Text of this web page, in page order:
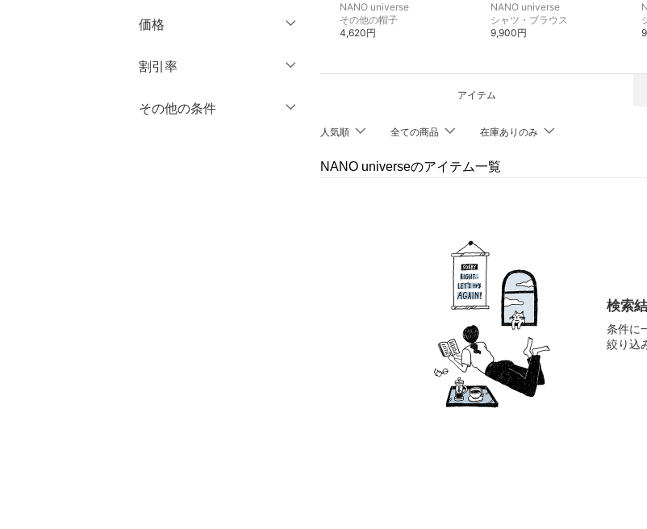
スカート
オールインワン・オーバ
バッグ
クリア
価格
絞り込み
割引率
％OFF～ ％OFF
その他の条件
NANO universe
その他の帽子
4,620円
NANO universe
シャツ・ブラウス
9,900円
アイテム
人気順 全ての商品 在庫ありのみ
NANO universeのアイテム一覧
検索
条件に
絞り込